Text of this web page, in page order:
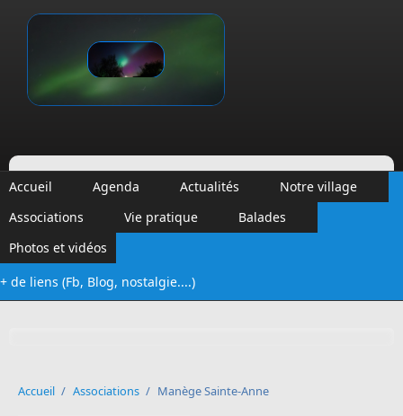
Vinalmont
Accueil Agenda Actualités
Notre village
Associations
Vie pratique
Balades
Photos et vidéos
+ de liens (Fb, Blog, nostalgie....)
Accueil / Associations / Manège Sainte-Anne